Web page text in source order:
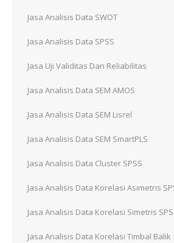
Jasa Analisis Data SWOT
Jasa Analisis Data SPSS
Jasa Uji Validitas Dan Reliabilitas
Jasa Analisis Data SEM AMOS
Jasa Analisis Data SEM Lisrel
Jasa Analisis Data SEM SmartPLS
Jasa Analisis Data Cluster SPSS
Jasa Analisis Data Korelasi Asimetris
Jasa Analisis Data Korelasi Simetris
Jasa Analisis Data Korelasi Timbal Balik